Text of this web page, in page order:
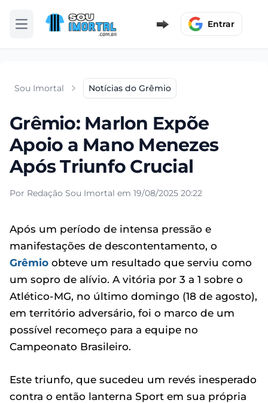
Abrir menu Entrar
Sou Imortal Notícias do Grêmio
Grêmio: Marlon Expõe
Apoio a Mano Menezes
Após Triunfo Crucial
Por Redação Sou Imortal em 19/08/2025 20:22
Após um período de intensa pressão e
manifestações de descontentamento, o
Grêmio obteve um resultado que serviu como
um sopro de alívio. A vitória por 3 a 1 sobre o
Atlético-MG, no último domingo (18 de agosto),
em território adversário, foi o marco de um
possível recomeço para a equipe no
Campeonato Brasileiro.
Este triunfo, que sucedeu um revés inesperado
contra o então lanterna Sport em sua própria